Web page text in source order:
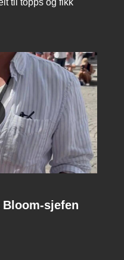
til topps og fikk
sjefen